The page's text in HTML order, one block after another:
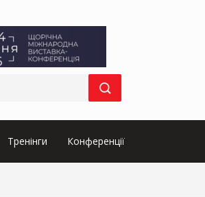
Тренінги Конференції